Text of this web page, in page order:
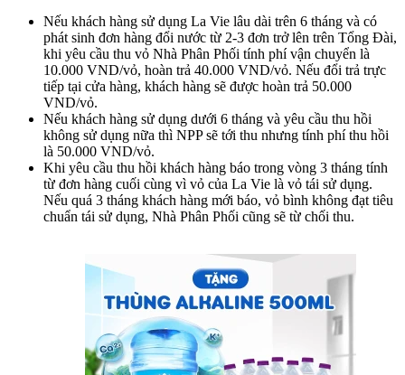
Nếu khách hàng sử dụng La Vie lâu dài trên 6 tháng và có
phát sinh đơn hàng đổi nước từ 2-3 đơn trở lên trên Tổng Đài,
khi yêu cầu thu vỏ Nhà Phân Phối tính phí vận chuyển là
10.000 VND/vỏ, hoàn trả 40.000 VND/vỏ. Nếu đổi trả trực
tiếp tại cửa hàng, khách hàng sẽ được hoàn trả 50.000
VND/vỏ.
Nếu khách hàng sử dụng dưới 6 tháng và yêu cầu thu hồi
không sử dụng nữa thì NPP sẽ tới thu nhưng tính phí thu hồi
là 50.000 VND/vỏ.
Khi yêu cầu thu hồi khách hàng báo trong vòng 3 tháng tính
từ đơn hàng cuối cùng vì vỏ của La Vie là vỏ tái sử dụng.
Nếu quá 3 tháng khách hàng mới báo, vỏ bình không đạt tiêu
chuẩn tái sử dụng, Nhà Phân Phối cũng sẽ từ chối thu.